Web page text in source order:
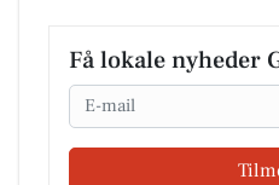
Få lokale nyheder
Email